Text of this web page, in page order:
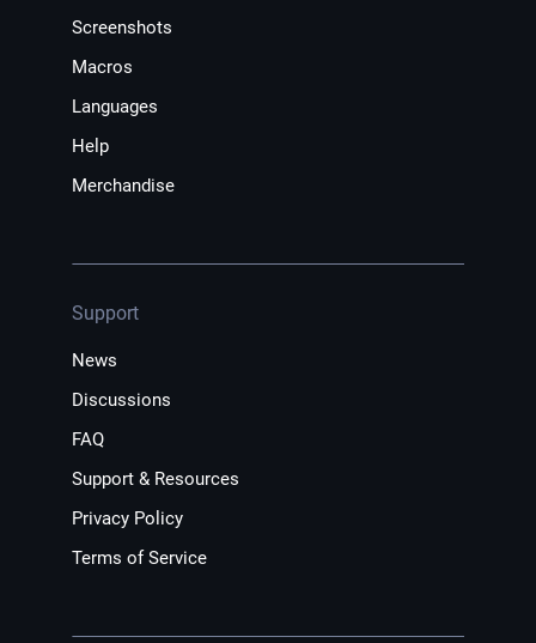
Screenshots
Macros
Languages
Help
Merchandise
Support
News
Discussions
FAQ
Support & Resources
Privacy Policy
Terms of Service